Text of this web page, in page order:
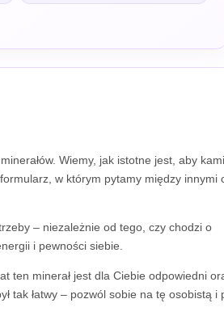
Wiemy, jak istotne jest, aby
w którym pytamy między innymi
– niezależnie od tego, czy chodzi o
i pewności siebie.
ten minerał jest dla Ciebie odpowiedni
tak łatwy – pozwól sobie na tę osobistą i